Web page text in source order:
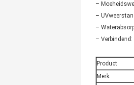
–
–
–
–
Product
Merk